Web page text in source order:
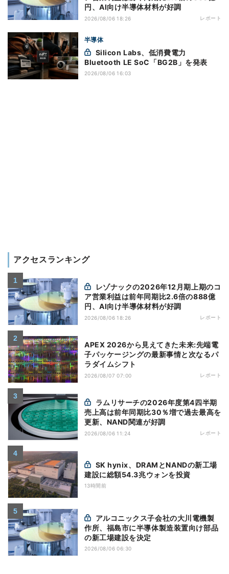
円、AI向け半導体材料が好調
2026/08/06 18:26 レポート
半導体
Bluetooth LE SoC「BG2B」を発表
2026/08/06 16:03
アクセスランキング
ア営業利益は前年同期比2.6倍の888億
円、AI向け半導体材料が好調
2026/08/06 18:26 レポート
APEX 2026から見えてきた未来:先端電
子パッケージングの最新事情と次なるパ
ラダイムシフト
2026/08/07 07:00 レポート
売上高は前年同期比30％増で過去最高を
更新、NAND関連が好調
2026/08/06 11:24 レポート
建設に総額54.3兆ウォンを投資
13時間前
作所、福島市に半導体製造装置向け部品
の新工場建設を決定
2026/08/06 06:30